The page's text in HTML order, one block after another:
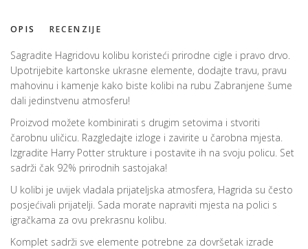
OPIS RECENZIJE
Sagradite Hagridovu kolibu koristeći prirodne cigle i pravo drvo.
Upotrijebite kartonske ukrasne elemente, dodajte travu, pravu
mahovinu i kamenje kako biste kolibi na rubu Zabranjene šume
dali jedinstvenu atmosferu!
Proizvod možete kombinirati s drugim setovima i stvoriti
čarobnu uličicu. Razgledajte izloge i zavirite u čarobna mjesta.
Izgradite Harry Potter strukture i postavite ih na svoju policu. Set
sadrži čak 92% prirodnih sastojaka!
U kolibi je uvijek vladala prijateljska atmosfera, Hagrida su često
posjećivali prijatelji. Sada morate napraviti mjesta na polici s
igračkama za ovu prekrasnu kolibu.
Komplet sadrži sve elemente potrebne za dovršetak izrade